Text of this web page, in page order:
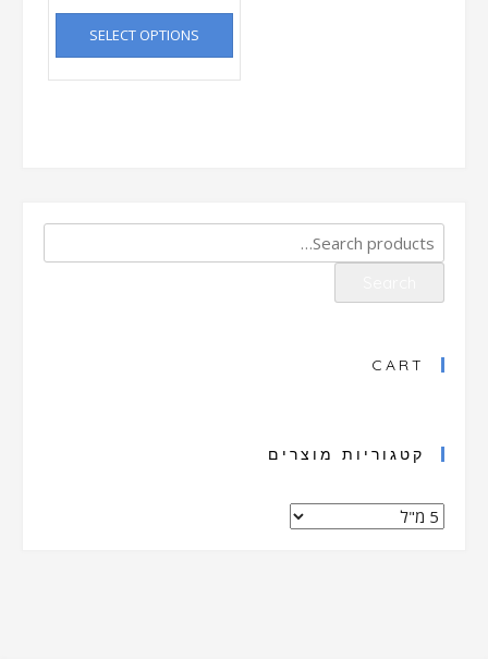
SELECT OPTIONS
Search
for:
CART
קטגוריות מוצרים